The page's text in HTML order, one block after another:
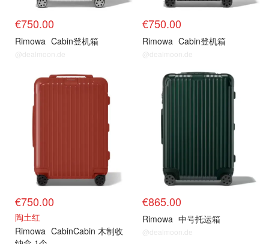
€750.00
Rimowa Cabin登机箱
@dealmoon.de
€750.00
Rimowa Cabin登机箱
@dealmoon.de
€750.00
陶土红
Rimowa CabinCabin 木制收
€865.00
Rimowa 中号托运箱
@dealmoon.de